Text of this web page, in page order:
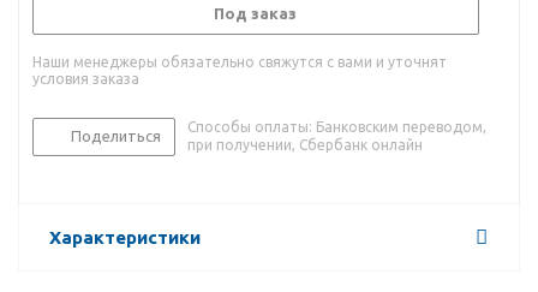
Под заказ
Наши менеджеры обязательно свяжутся с вами и уточнят
условия заказа
Поделиться
Способы оплаты: Банковским переводом,
при получении, Сбербанк онлайн
Характеристики